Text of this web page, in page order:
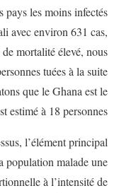
pays les moins infectés
avec environ 631 cas,
mortalité élevé, nous
tuées à la suite
que le Ghana est le
estimé à 18 personnes.
l’élément principal
population malade une
à l’intensité de